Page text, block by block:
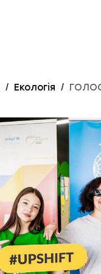
/ Екологія /